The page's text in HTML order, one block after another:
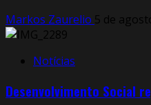
Markos Zaurelio 5 de
Notícias
Desenvolvimento Social